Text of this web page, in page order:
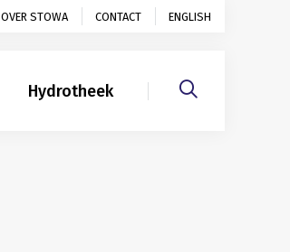
OVER STOWA CONTACT ENGLISH
Hydrotheek